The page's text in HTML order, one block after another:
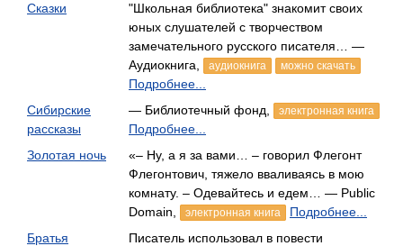
Сказки
"Школьная библиотека" знакомит своих
юных слушателей с творчеством
замечательного русского писателя… —
Аудиокнига,
аудиокнига можно скачать
Подробнее...
Сибирские
рассказы
— Библиотечный фонд, электронная книга
Подробнее...
Золотая ночь
«– Ну, а я за вами… – говорил Флегонт
Флегонтович, тяжело вваливаясь в мою
комнату. – Одевайтесь и едем… — Public
Domain,
электронная книга
Подробнее...
Братья
Писатель использовал в повести